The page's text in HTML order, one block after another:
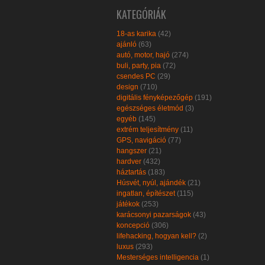
KATEGÓRIÁK
18-as karika (42)
ajánló (63)
autó, motor, hajó (274)
buli, party, pia (72)
csendes PC (29)
design (710)
digitális fényképezőgép (191)
egészséges életmód (3)
egyéb (145)
extrém teljesítmény (11)
GPS, navigáció (77)
hangszer (21)
hardver (432)
háztartás (183)
Húsvét, nyúl, ajándék (21)
ingatlan, építészet(115)
játékok (253)
karácsonyi pazarságok (43)
koncepció (306)
lifehacking, hogyan kell? (2)
luxus (293)
Mesterséges intelligencia (1)